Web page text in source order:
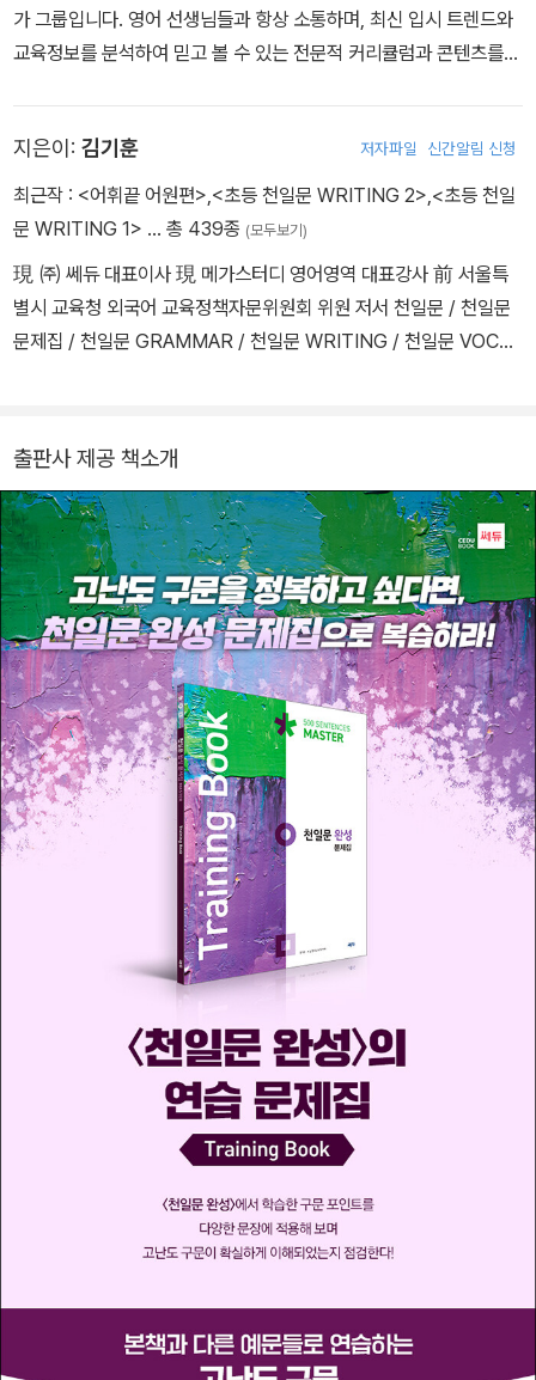
가 그룹입니다. 영어 선생님들과 항상 소통하며, 최신 입시 트렌드와
교육정보를 분석하여 믿고 볼 수 있는 전문적 커리큘럼과 콘텐츠를
지은이: 김기훈 저자파일 신간알림 신청
최근작 : <어휘끝 어원편>,<초등 천일문 WRITING 2>,<초등 천일
문 WRITING 1> … 총 439종 (모두보기)
現 ㈜ 쎄듀 대표이사 現 메가스터디 영어영역 대표강사 前 서울특
별시 교육청 외국어 교육정책자문위원회 위원 저서 천일문 / 천일문
문제집 / 천일문 GRAMMAR / 천일문 WRITING / 천일문 VOCA
출판사 제공 책소개